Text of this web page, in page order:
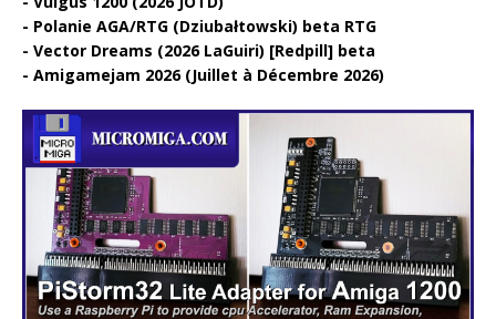
Polanie AGA/RTG (Dziubałtowski) beta RTG
Vector Dreams (2026 LaGuiri) [Redpill] beta
Amigamejam 2026 (Juillet à Décembre 2026)